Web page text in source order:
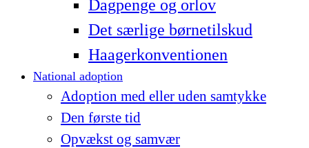
Dagpenge og orlov
Det særlige børnetilskud
Haagerkonventionen
National adoption
Adoption med eller uden samtykke
Den første tid
Opvækst og samvær